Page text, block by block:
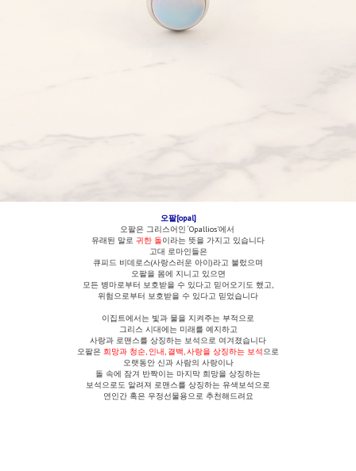
오팔[opal]
오팔은 그리스어인 ‘Opallios’에서
유래된 말로 귀한 돌이라는 뜻을 가지고 있습니다
고대 로마인들은
큐피드 비데로스(사랑스러운 아이)라고 불렀으며
오팔을 몸에 지니고 있으면
모든 병마로부터 보호받을 수 있다고 믿어오기도 했고,
위험으로부터 보호받을 수 있다고 믿었습니다
이집트에서는 빛과 물을 지켜주는 부적으로
그리스 시대에는 미래를 예지하고
사랑과 로맨스를 상징하는 보석으로 여겨졌습니다
오팔은 희망과 청순, 인내, 결백, 사랑을 상징하는 보석으로
오랫동안 신과 사람의 사랑이나
돌 속에 잠겨 반짝이는 마지막 희망을 상징하는
보석으로도 알려져 로맨스를 상징하는 유색보석으로
연인간 혹은 우정선물용으로 추천해드려요